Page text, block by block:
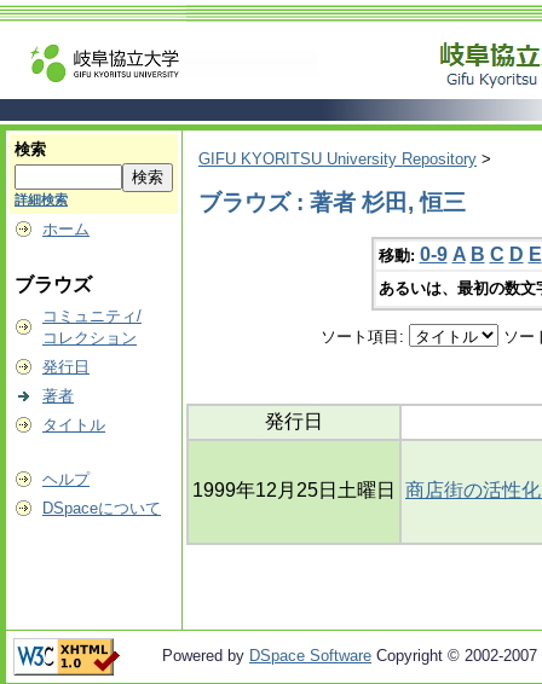
検索
詳細検索
ホーム
ブラウズ
コミュニティ/
コレクション
発行日
著者
タイトル
ヘルプ
DSpaceについて
GIFU KYORITSU University Repository >
ブラウズ : 著者 杉田, 恒三
移動: 0-9 A B C D E
あるいは、最初の数
ソート項目: ソー
発行日
1999年12月25日土曜日 商店街の活性
Powered by DSpace Software Copyright © 2002-2007